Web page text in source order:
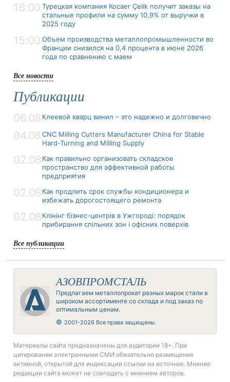
16:00 Турецкая компания Kocaer Çelik получит заказы на
стальные профили на сумму 10,9% от выручки в
2025 году
15:00 Объем производства металлопромышленности во
Франции снизился на 0,4 процента в июне 2026
года по сравнению с маем
Все новости
Публикации
06.08 Клеевой кварц винил – это надежно и долговечно
04.08 CNC Milling Cutters Manufacturer China for Stable
Hard-Turning and Milling Supply
02.08 Как правильно организовать складское
пространство для эффективной работы
предприятия
02.08 Как продлить срок службы кондиционера и
избежать дорогостоящего ремонта
02.08 Клінінг бізнес-центрів в Ужгороді: порядок
прибирання спільних зон і офісних поверхів
Все публикации
АЗОВПРОМСТАЛЬ
Предлагаем металлопрокат разных марок стали в
широком ассортименте со склада и под заказ по
оптимальным ценам.
© 2001-2026 Все права защищены.
Материалы сайта предназначены для аудитории 18+. При
цитировании электронными СМИ обязательно размещение
активной, открытой для индексации ссылки на источник. Мнение
редакции сайта может не совпадать с мнением авторов.